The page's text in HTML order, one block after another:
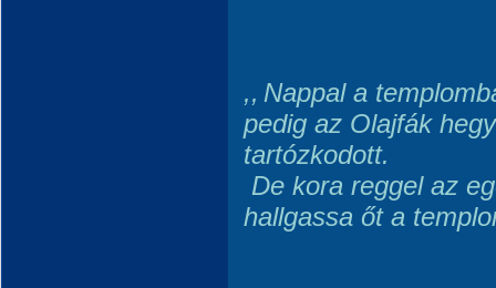
,, Nappal a
pedig az Olajfák
tartózkodott.
De kora reggel az
hallgassa őt a